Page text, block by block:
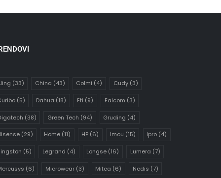
(33) China (43) Colmi (4) Cudy(3)
(5) Dahua (18) Eti (9) Falcom (3)
(38) Green Tech (94) Gruding (4)
(29) Home(11) HP (6) Imou (15) Ipro (4)
(5) Legrand (4) Longse (16) Lumera (7)
(6) Microwear(3) Mitea (6) Nedis (7)